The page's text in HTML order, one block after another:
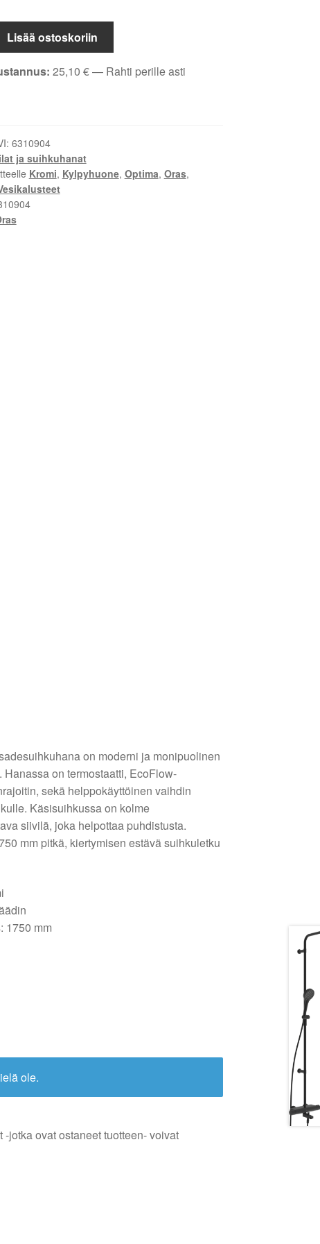
Lisää ostoskoriin
25,10 €— Rahti perille asti
6310904
ja suihkuhanat
Kromi, Kylpyhuone, Optima, Oras,
on moderni ja monipuolinen
on termostaatti, EcoFlow-
sekä helppokäyttöinen vaihdin
Käsisuihkussa on kolme
siivilä, joka helpottaa puhdistusta.
mm pitkä, kiertymisen estävä suihkuletku
1750 mm
ole.
jotka ovat ostaneet tuotteen- voivat